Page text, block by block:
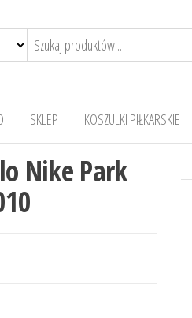
SKLEP KOSZULKI PIŁKARSKIE
Nike Park
91,25zł.
wynosi: 87,74zł.